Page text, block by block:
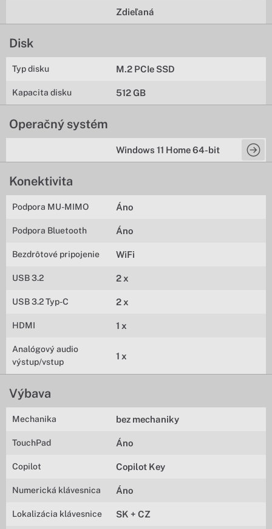
Zdieľaná
Disk
Typ disku M.2 PCIe SSD
Kapacita disku 512 GB
Operačný systém
Windows 11 Home 64-bit
Konektivita
Podpora MU-MIMO Áno
Podpora Bluetooth Áno
Bezdrôtové pripojenie WiFi
USB 3.2 2 x
USB 3.2 Typ-C 2 x
HDMI 1 x
Analógový audio
výstup/vstup
1 x
Výbava
Mechanika bez mechaniky
TouchPad Áno
Copilot Copilot Key
Numerická klávesnica Áno
Lokalizácia klávesnice SK + CZ